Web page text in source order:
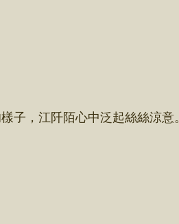
，江阡陌心中泛起絲絲涼意。